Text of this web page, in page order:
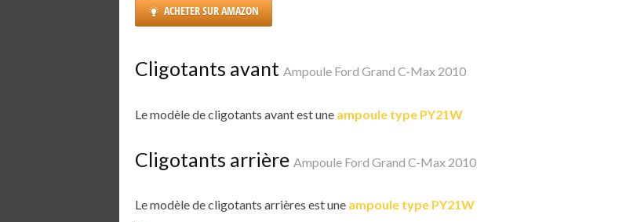
ACHETER SUR AMAZON
Cligotants avant Ampoule Ford Grand C-Max 2010
Le modèle de cligotants avant est une ampoule type PY21W
Cligotants arrière Ampoule Ford Grand C-Max 2010
Le modèle de cligotants arrières est une ampoule type PY21W